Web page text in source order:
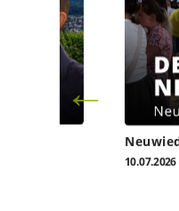
10.07.2026